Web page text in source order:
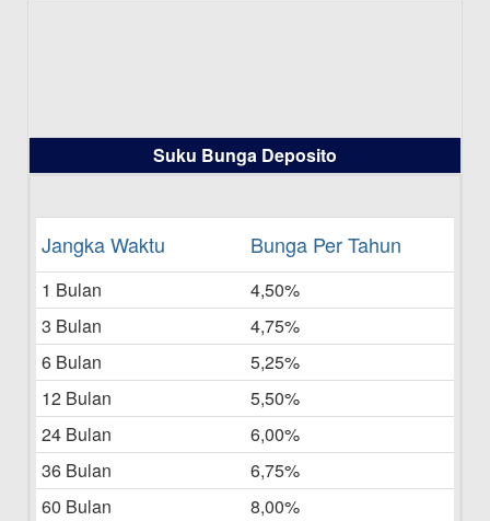
Daftar Pemenang Undian TAMASHA
Bulan Juni 2025
Daftar Pemenang Undian TAMASHA
Bulan Mei 2025
Laporan Keuangan Berkelanjutan
06-05-2025
Daftar Pemenang Undian TAMASHA
Bulan April 2025
15-04-2025
Pengumuman Nama Baru Perusahaan
Suku Bunga Deposito
Jangka Waktu Bunga Per Tahun
1 Bulan
4,50%
3 Bulan
4,75%
6 Bulan
5,25%
12 Bulan
5,50%
24 Bulan
6,00%
36 Bulan
6,75%
60 Bulan
8,00%